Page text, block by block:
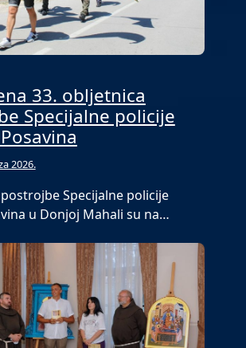
33. obljetnica
Specijalne policije
2026.
Specijalne policije
u Donjoj Mahali su na…